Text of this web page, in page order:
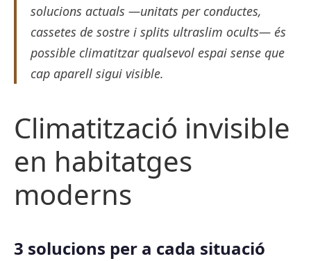
solucions actuals —unitats per conductes,
cassetes de sostre i splits ultraslim ocults— és
possible climatitzar qualsevol espai sense que
cap aparell sigui visible.
Climatització invisible
en habitatges
moderns
3 solucions per a cada situació